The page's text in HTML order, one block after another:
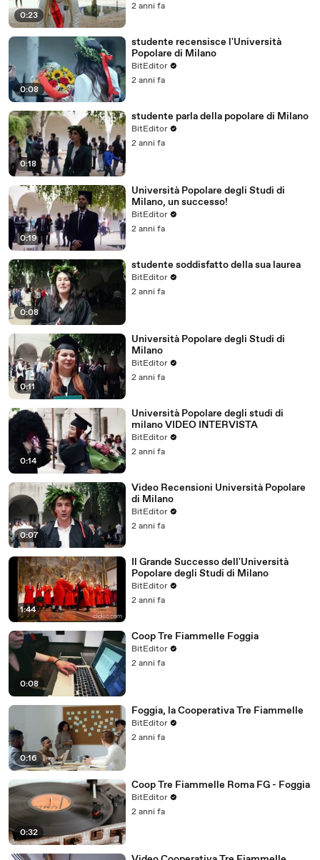
0:23
2 anni fa
0:08
studente recensisce l'Università
Popolare di Milano
BitEditor
2 anni fa
0:18
studente parla della popolare di Milano
BitEditor
2 anni fa
0:19
Università Popolare degli Studi di
Milano, un successo!
BitEditor
2 anni fa
0:08
studente soddisfatto della sua laurea
BitEditor
2 anni fa
0:11
Università Popolare degli Studi di
Milano
BitEditor
2 anni fa
0:14
Università Popolare degli studi di
milano VIDEO INTERVISTA
BitEditor
2 anni fa
0:07
Video Recensioni Università Popolare
di Milano
BitEditor
2 anni fa
1:44
Il Grande Successo dell'Università
Popolare degli Studi di Milano
BitEditor
2 anni fa
0:08
Coop Tre Fiammelle Foggia
BitEditor
2 anni fa
0:16
Foggia, la Cooperativa Tre Fiammelle
BitEditor
2 anni fa
0:32
Coop Tre Fiammelle Roma FG - Foggia
BitEditor
2 anni fa